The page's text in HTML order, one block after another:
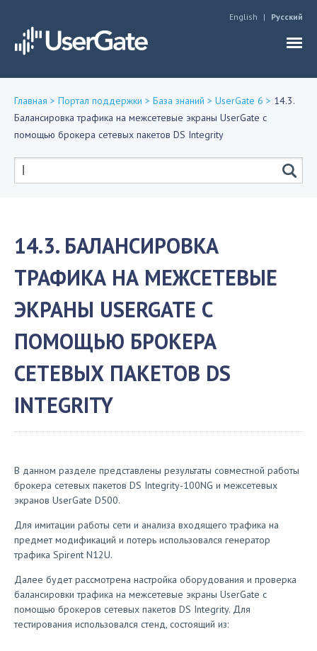
English Русский
Вы
здесь
Главная > Портал поддержки > База знаний > UserGate 6 > 14.3.
Балансировка трафика на межсетевые экраны UserGate с
помощью брокера сетевых пакетов DS Integrity
14.3. БАЛАНСИРОВКА
ТРАФИКА НА МЕЖСЕТЕВЫЕ
ЭКРАНЫ USERGATE С
ПОМОЩЬЮ БРОКЕРА
СЕТЕВЫХ ПАКЕТОВ DS
INTEGRITY
В данном разделе представлены результаты совместной работы
брокера сетевых пакетов DS Integrity-100NG и межсетевых
экранов UserGate D500.
Для имитации работы сети и анализа входящего трафика на
предмет модификаций и потерь использовался генератор
трафика Spirent N12U.
Далее будет рассмотрена настройка оборудования и проверка
балансировки трафика на межсетевые экраны UserGate с
помощью брокеров сетевых пакетов DS Integrity. Для
тестирования использовался стенд, состоящий из: